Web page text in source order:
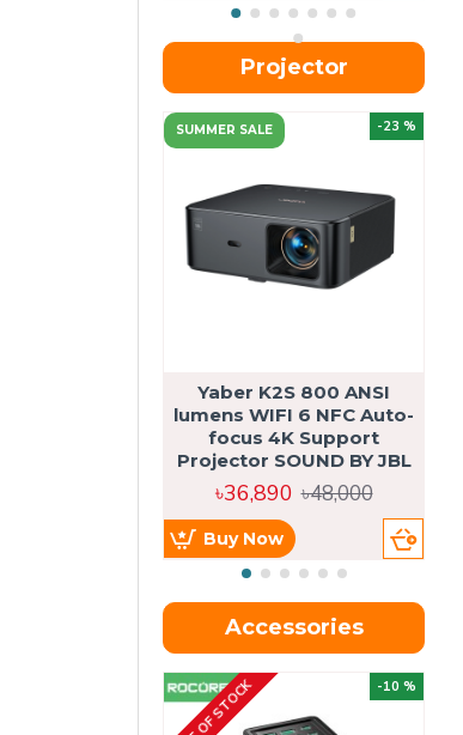
Projector
SUMMER SALE -23 %
Yaber K2S 800 ANSI
lumens WIFI 6 NFC Auto-
focus 4K Support
Projector SOUND BY JBL
৳36,890 ৳48,000
Buy Now
Accessories
-10 %